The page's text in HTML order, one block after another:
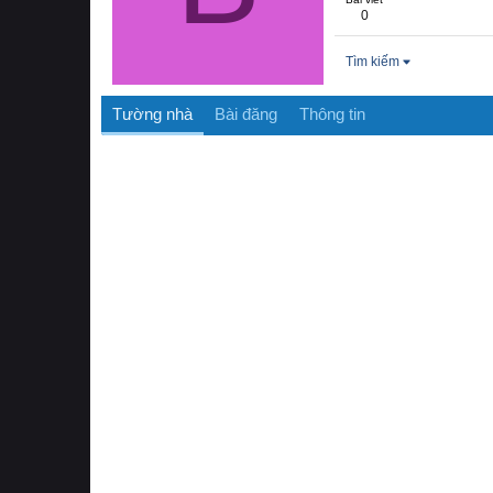
0
Tìm kiếm
Tường nhà Bài đăng Thông tin